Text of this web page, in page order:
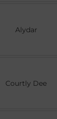
Alydar
Courtly Dee